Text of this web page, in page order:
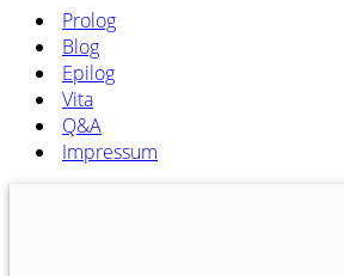
Prolog
Blog
Epilog
Vita
Q&A
Impressum